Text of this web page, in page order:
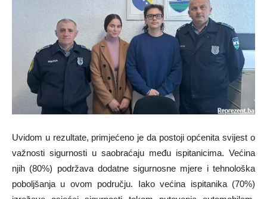
Uvidom u rezultate, primjećeno je da postoji općenita svijest o
važnosti sigurnosti u saobraćaju među ispitanicima. Većina
njih (80%) podržava dodatne sigurnosne mjere i tehnološka
poboljšanja u ovom području. Iako većina ispitanika (70%)